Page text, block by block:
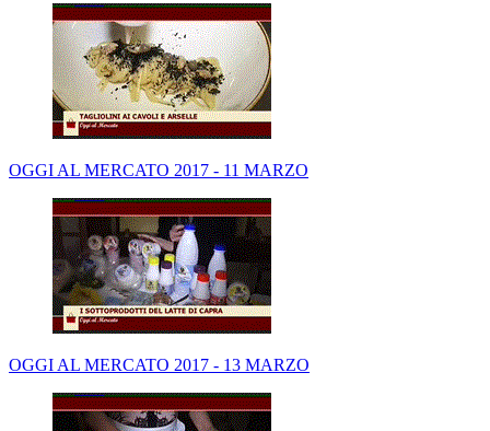
OGGI AL MERCATO 2017 - 11 MARZO
OGGI AL MERCATO 2017 - 13 MARZO